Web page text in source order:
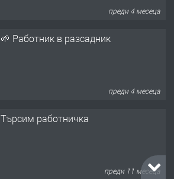
преди 4 месеца
🌱 Работник в разсадник
преди 4 месеца
Търсим работничка
преди 11 месеца